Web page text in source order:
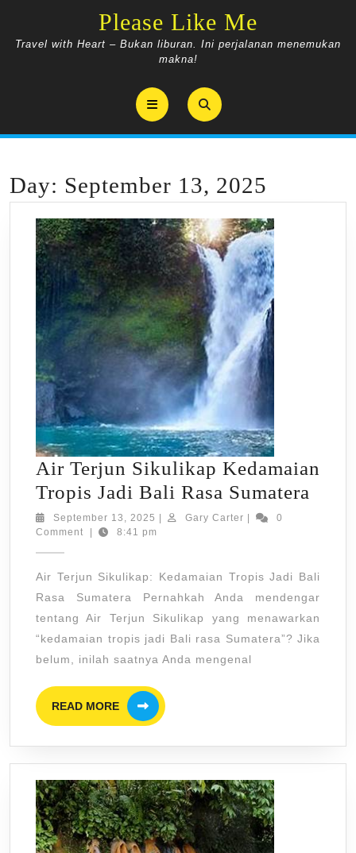
content
Please Like Me
Travel with Heart – Bukan liburan. Ini perjalanan menemukan
makna!
Open
Button
Day: September 13, 2025
Air Terjun Sikulikap Kedamaian
Tropis Jadi Bali Rasa Sumatera
Bali
September 13, 2025 September
13,
Gary Carter Gary
0
Comment
8:41 pm
Air Terjun Sikulikap: Kedamaian Tropis Jadi Bali
Rasa Sumatera Pernahkah Anda mendengar
tentang Air Terjun Sikulikap yang menawarkan
“kedamaian tropis jadi Bali rasa Sumatera”? Jika
belum, inilah saatnya Anda mengenal
READ MORE
READ
MORE